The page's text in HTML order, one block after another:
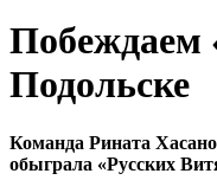
Побеждаем
Подольске
Команда Рината
обыграла «Русских